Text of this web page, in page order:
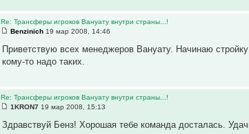
Re: Трансферы игроков Вануату внутри страны...!
Benzinich 19 мар 2008, 14:46
Приветствую всех менеджеров Вануату. Начинаю
кому-то надо таких.
Re: Трансферы игроков Вануату внутри страны...!
1KRON7 19 мар 2008, 15:13
Здравствуй Бенз! Хорошая тебе команда досталась.